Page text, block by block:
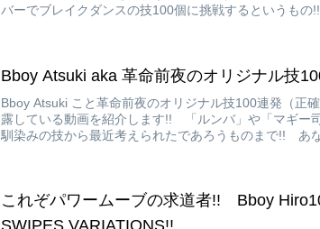
バーでブレイクダンスの技100個に挑戦するというもの!!
Bboy Atsuki aka 革命前夜のオリジナル技
Bboy Atsuki こと革命前夜のオリジナル技100連発（正
露している動画を紹介します!! 「ルンバ」や「マギー
馴染みの技から最近考えられたであろうものまで!! あ
これぞパワームーブの求道者!! Bboy